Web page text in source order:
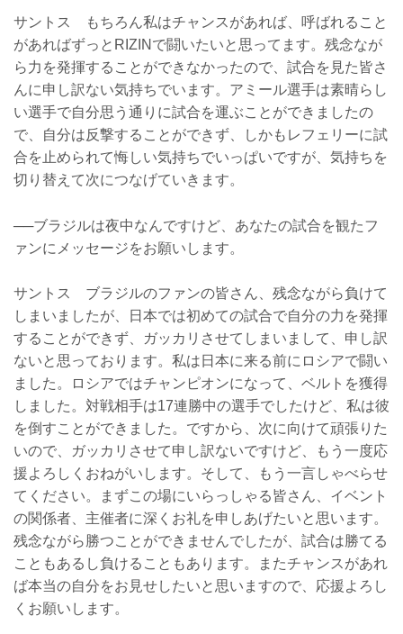
サントス もちろん私はチャンスがあれば、呼ばれること
があればずっとRIZINで闘いたいと思ってます。残念なが
ら力を発揮することができなかったので、試合を見た皆さ
んに申し訳ない気持ちでいます。アミール選手は素晴らし
い選手で自分思う通りに試合を運ぶことができましたの
で、自分は反撃することができず、しかもレフェリーに試
合を止められて悔しい気持ちでいっぱいですが、気持ちを
切り替えて次につなげていきます。
──ブラジルは夜中なんですけど、あなたの試合を観たフ
ァンにメッセージをお願いします。
サントス ブラジルのファンの皆さん、残念ながら負けて
しまいましたが、日本では初めての試合で自分の力を発揮
することができず、ガッカリさせてしまいまして、申し訳
ないと思っております。私は日本に来る前にロシアで闘い
ました。ロシアではチャンピオンになって、ベルトを獲得
しました。対戦相手は17連勝中の選手でしたけど、私は彼
を倒すことができました。ですから、次に向けて頑張りた
いので、ガッカリさせて申し訳ないですけど、もう一度応
援よろしくおねがいします。そして、もう一言しゃべらせ
てください。まずこの場にいらっしゃる皆さん、イベント
の関係者、主催者に深くお礼を申しあげたいと思います。
残念ながら勝つことができませんでしたが、試合は勝てる
こともあるし負けることもあります。またチャンスがあれ
ば本当の自分をお見せしたいと思いますので、応援よろし
くお願いします。